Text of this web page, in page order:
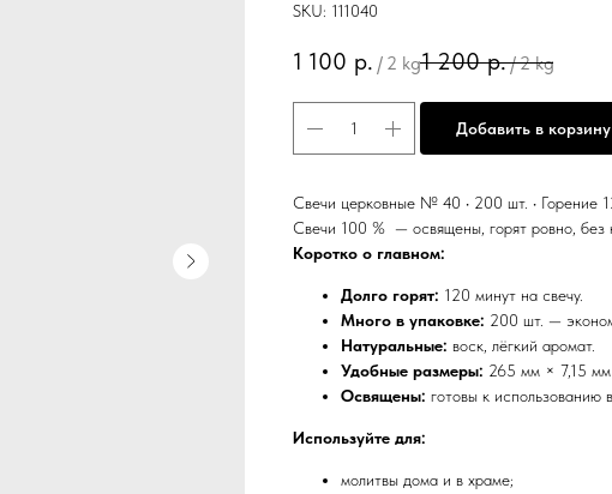
SKU: 111040
1 100 р. / 2 kg1 200 р./2 kg
Добавить в корзину
Свечи церковные № 40 • 200 шт. • Горение
Свечи 100 % — освящены, горят ровно,
Коротко о главном:
Долго горят: 120 минут на свечу.
Много в упаковке: 200 шт. —
Натуральные: воск, лёгкий аромат.
Удобные размеры: 265 мм × 7,15 мм
Освящены: готовы к использованию
Используйте для:
молитвы дома и в храме;